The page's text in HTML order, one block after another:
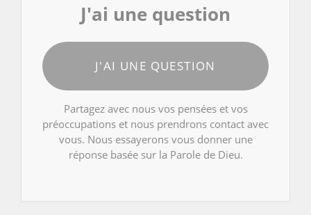
J'ai une question
J'AI UNE QUESTION
Partagez avec nous vos pensées et vos
préoccupations et nous prendrons contact avec
vous. Nous essayerons vous donner une
réponse basée sur la Parole de Dieu.